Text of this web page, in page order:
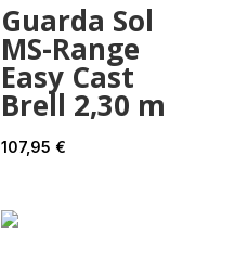
Guarda Sol
MS-Range
Easy Cast
Brell 2,30 m
107,95 €